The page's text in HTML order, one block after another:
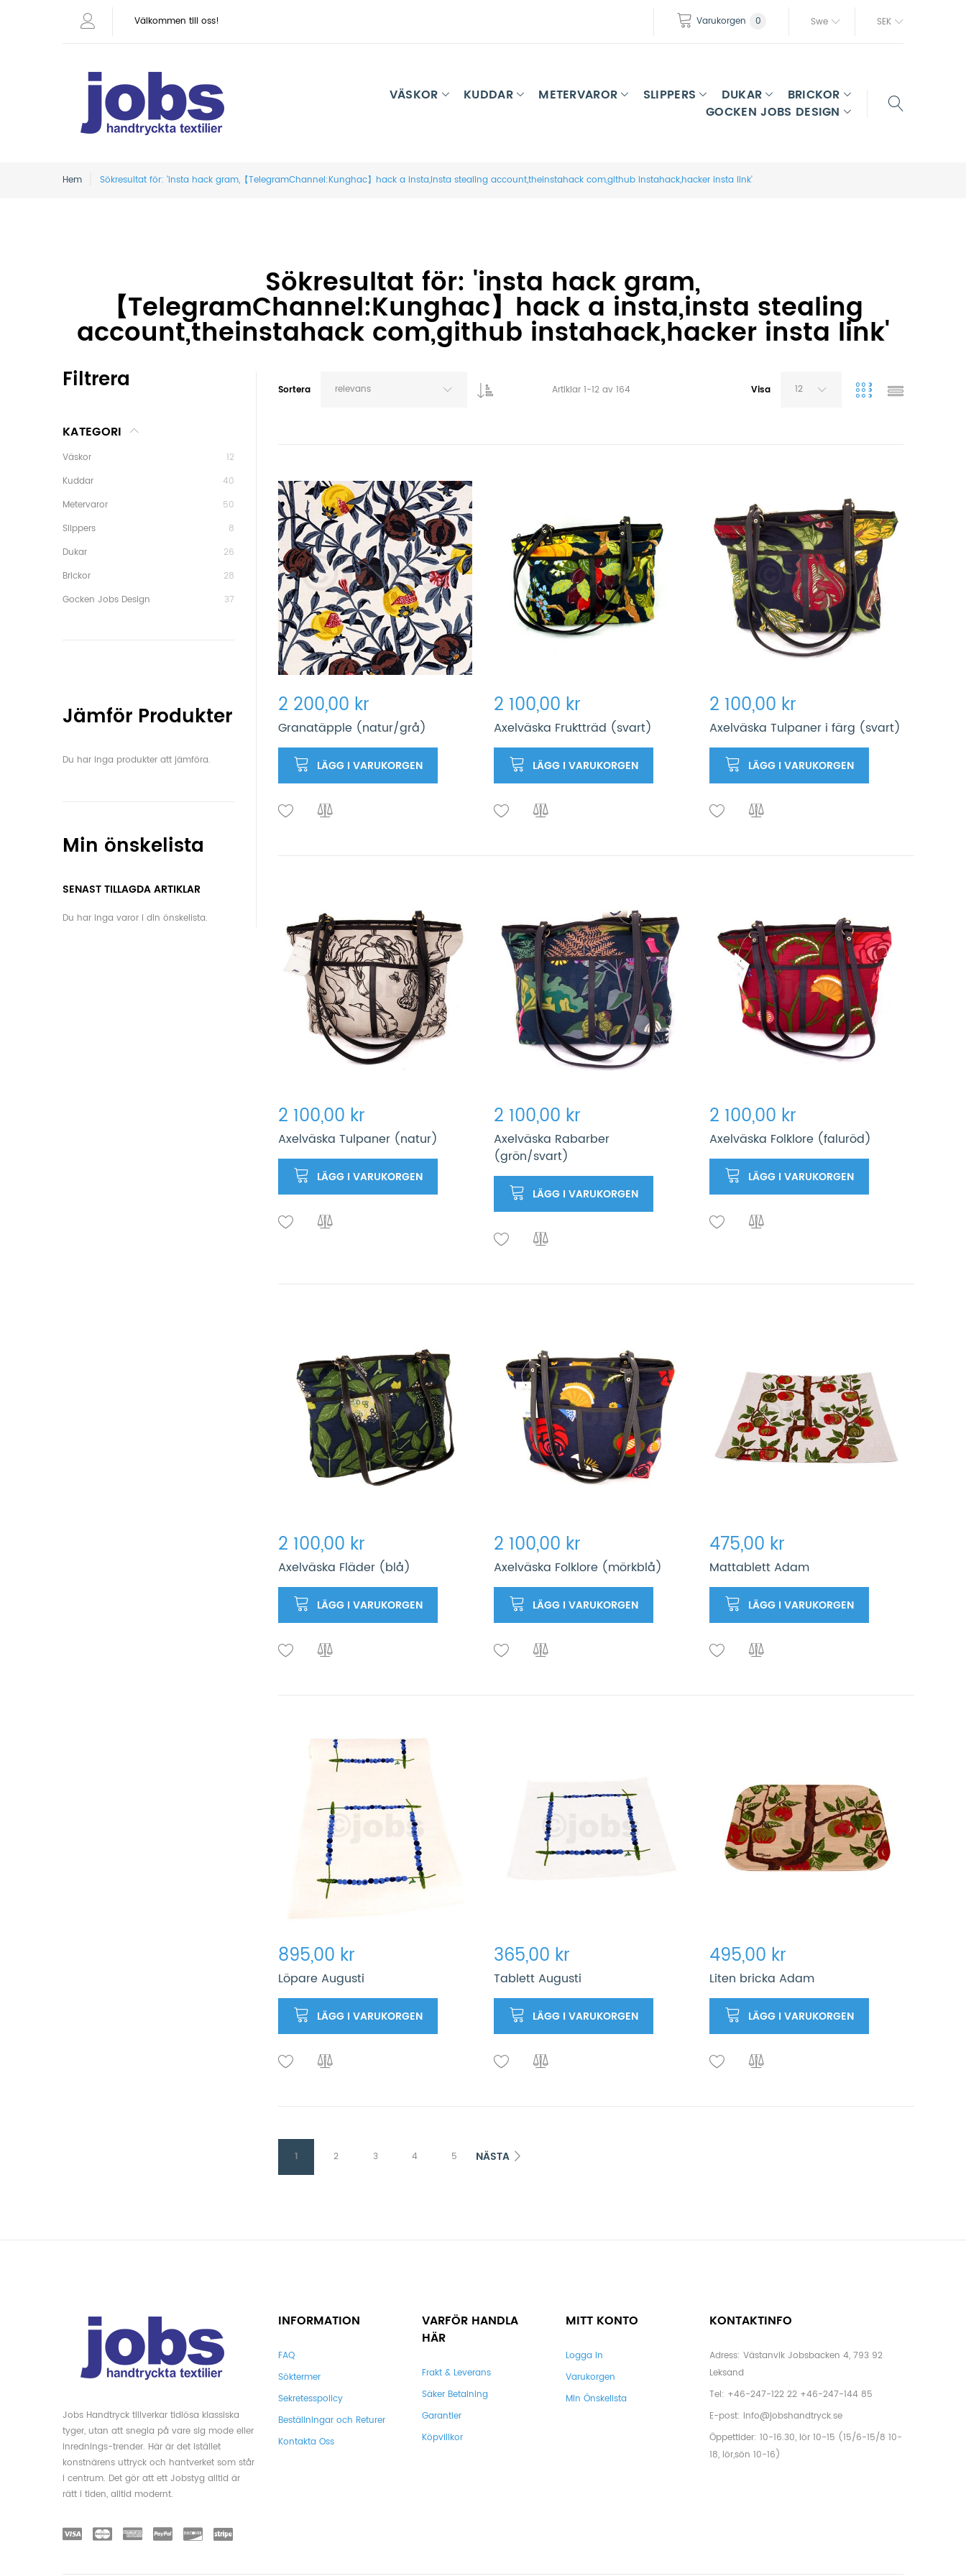
Välkommen till oss! Swe SEK
Varukorgen 0
VÄSKOR KUDDAR METERVAROR SLIPPERS DUKAR
BRICKOR
GOCKEN JOBS DESIGN
Hem Sökresultat för: 'insta hack gram,【TelegramChannel:Kunghac】hack a insta,insta stealing account,theinstahack com,github instahack,hacker insta link'
Sökresultat för: 'insta hack gram,
【TelegramChannel:Kunghac】hack a insta,insta stealing
account,theinstahack com,github instahack,hacker insta link'
Sortera relevans Artiklar 1-12av 164 Visa 12
2 200,00 kr
Granatäpple (natur/grå)
LÄGG I VARUKORGEN
2 100,00 kr
Axelväska Fruktträd (svart)
LÄGG I VARUKORGEN
2 100,00 kr
Axelväska Tulpaner i färg (svart)
LÄGG I VARUKORGEN
2 100,00 kr
Axelväska Tulpaner (natur)
LÄGG I VARUKORGEN
2 100,00 kr
Axelväska Rabarber
(grön/svart)
LÄGG I VARUKORGEN
2 100,00 kr
Axelväska Folklore (faluröd)
LÄGG I VARUKORGEN
2 100,00 kr
Axelväska Fläder (blå)
LÄGG I VARUKORGEN
2 100,00 kr
Axelväska Folklore (mörkblå)
LÄGG I VARUKORGEN
475,00 kr
Mattablett Adam
LÄGG I VARUKORGEN
895,00 kr
Löpare Augusti
LÄGG I VARUKORGEN
365,00 kr
Tablett Augusti
LÄGG I VARUKORGEN
495,00 kr
Liten bricka Adam
LÄGG I VARUKORGEN
1 2 3 4 5 NÄSTA
Filtrera
KATEGORI
Väskor
12
Kuddar
40
Metervaror
50
Slippers
8
Dukar
26
Brickor
28
Gocken Jobs Design
37
Jämför Produkter
Du har inga produkter att jämföra.
Min önskelista
SENAST TILLAGDA ARTIKLAR
Du har inga varor i din önskelista.
Jobs Handtryck tillverkar tidlösa klassiska
tyger, utan att snegla på vare sig mode eller
inrednings-trender. Här är det istället
konstnärens uttryck och hantverket som står
i centrum. Det gör att ett Jobstyg alltid är
rätt i tiden, alltid modernt.
INFORMATION
FAQ
Söktermer
Sekretesspolicy
Beställningar och Returer
Kontakta Oss
VARFÖR HANDLA
HÄR
Frakt & Leverans
Säker Betalning
Garantier
Köpvillkor
MITT KONTO
Logga In
Varukorgen
Min Önskelista
KONTAKTINFO
Adress: Västanvik Jobsbacken 4, 793 92
Leksand
Tel: +46-247-122 22 +46-247-144 85
E-post: info@jobshandtryck.se
Öppettider: 10-16.30, lör 10-15 (15/6-15/8 10-
18, lör,sön 10-16)